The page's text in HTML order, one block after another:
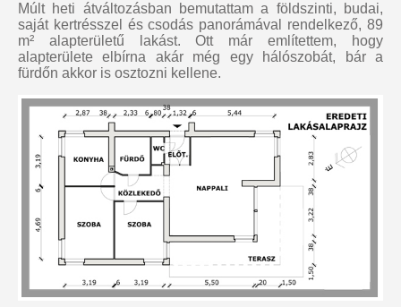
Múlt heti átváltozásban bemutattam a földszinti, budai,
saját kertrésszel és csodás panorámával rendelkező, 89
m² alapterületű lakást. Ott már említettem, hogy
alapterülete elbírna akár még egy hálószobát, bár a
fürdőn akkor is osztozni kellene.